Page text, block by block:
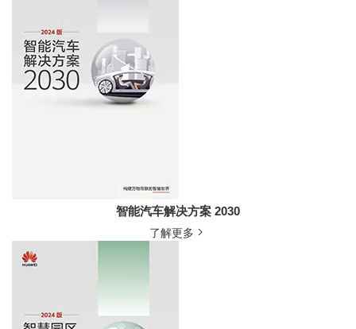
智能汽车解决方案 2030
了解更多